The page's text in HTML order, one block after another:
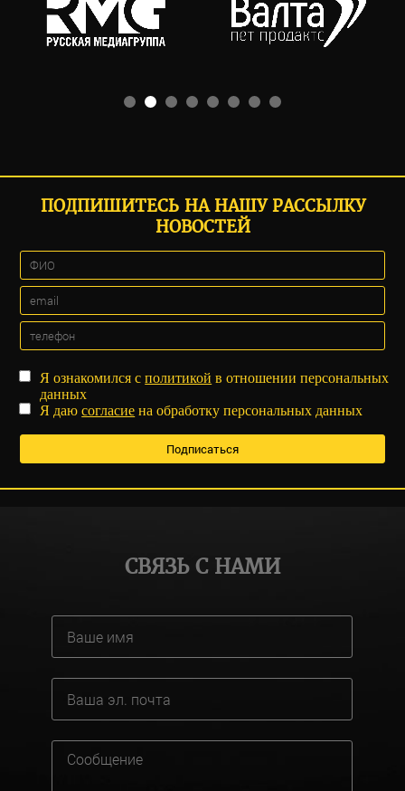
ПОДПИШИТЕСЬ НА НАШУ РАССЫЛКУ
НОВОСТЕЙ
Я ознакомился сполитикой в отношении персональных
данных
Я даюсогласие на обработку персональных данных
СВЯЗЬ С НАМИ